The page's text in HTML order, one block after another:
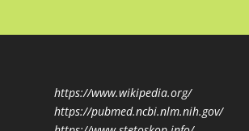
https://www.wikipedia.org/
https://pubmed.ncbi.nlm.nih.gov/